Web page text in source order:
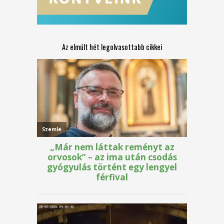
Az elmúlt hét legolvasottabb cikkei